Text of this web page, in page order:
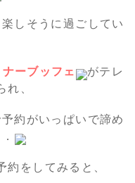
しそうに過ごしてい
ーブッフェ
がテレ
れ、
約がいっぱいで諦め
約をしてみると、